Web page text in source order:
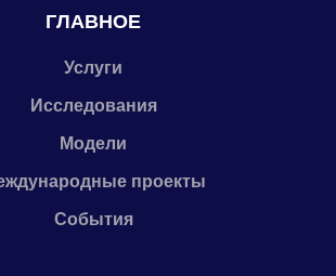
ГЛАВНОЕ
Услуги
Исследования
Модели
проекты
События